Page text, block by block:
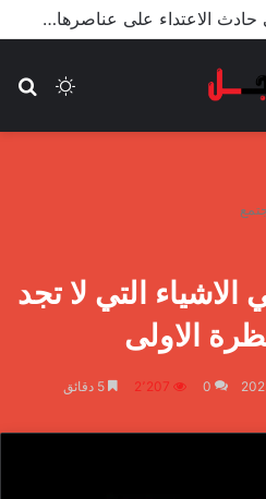
الأعور: اتفاقية ترسيم الحدود مع تركيا على طاولة النواب والاعتماد مرجّح
الوضع
التي لا تجد
الاولى
0 2٬207